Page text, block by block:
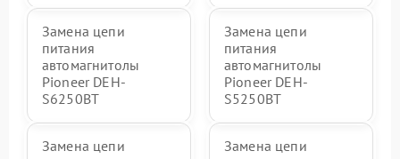
Замена цепи
питания
автомагнитолы
Pioneer DEH-
S6250BT
Замена цепи
питания
автомагнитолы
Pioneer DEH-
S5250BT
Замена цепи
Замена цепи